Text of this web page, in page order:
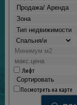
Лифт
Посмотреть на карте